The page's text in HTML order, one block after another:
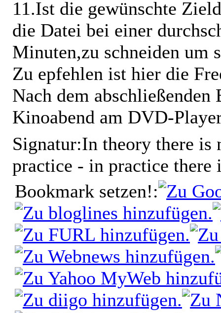
11.Ist die gewünschte
die Datei bei einer
Minuten,zu schneiden um
Zu epfehlen ist hier die
Nach dem
Kinoabend am DVD-
Signatur:In theory there is
practice - in practice there
Bookmark setzen!: